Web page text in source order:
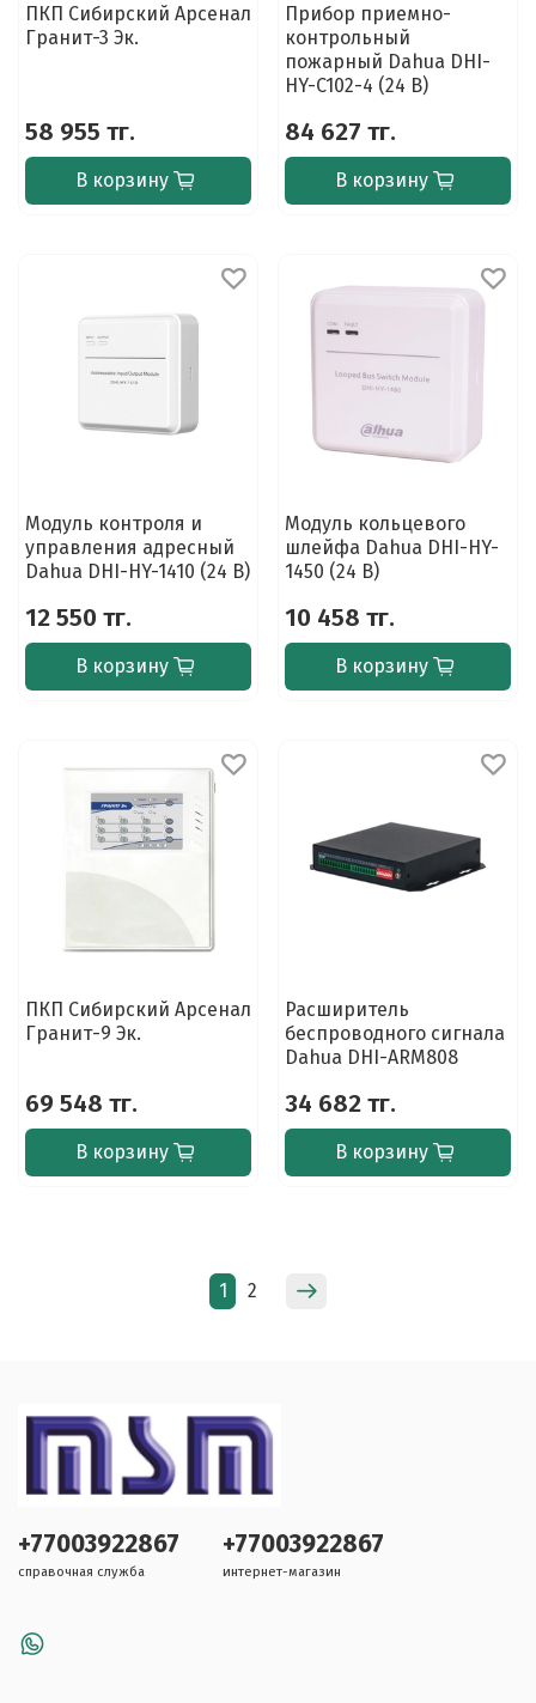
ПКП Сибирский Арсенал
Гранит-3 Эк.
58 955 тг.
В корзину
Прибор приемно-
контрольный
пожарный Dahua DHI-
HY-C102-4 (24 В)
84 627 тг.
В корзину
Модуль контроля и
управления адресный
Dahua DHI-HY-1410 (24 В)
12 550 тг.
В корзину
Модуль кольцевого
шлейфа Dahua DHI-HY-
1450 (24 В)
10 458 тг.
В корзину
ПКП Сибирский Арсенал
Гранит-9 Эк.
69 548 тг.
В корзину
Расширитель
беспроводного сигнала
Dahua DHI-ARM808
34 682 тг.
В корзину
1 2
+77003922867
справочная служба
+77003922867
интернет-магазин